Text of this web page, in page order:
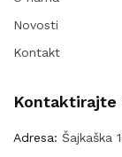
Novosti
Kontakt
Kontaktirajte
Adresa: Šajkaška